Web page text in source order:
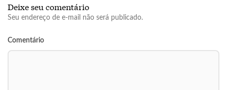
Deixe seu comentário
Seu endereço de e-mail não será publicado.
Comentário